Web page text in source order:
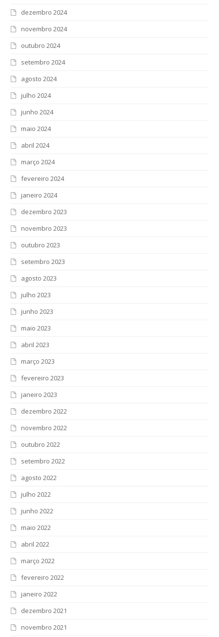
dezembro 2024
novembro 2024
outubro 2024
setembro 2024
agosto 2024
julho 2024
junho 2024
maio 2024
abril 2024
março 2024
fevereiro 2024
janeiro 2024
dezembro 2023
novembro 2023
outubro 2023
setembro 2023
agosto 2023
julho 2023
junho 2023
maio 2023
abril 2023
março 2023
fevereiro 2023
janeiro 2023
dezembro 2022
novembro 2022
outubro 2022
setembro 2022
agosto 2022
julho 2022
junho 2022
maio 2022
abril 2022
março 2022
fevereiro 2022
janeiro 2022
dezembro 2021
novembro 2021